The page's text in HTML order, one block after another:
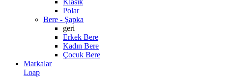
Klasik
Polar
Bere - Şapka
geri
Erkek Bere
Kadın Bere
Çocuk Bere
Markalar
Loap